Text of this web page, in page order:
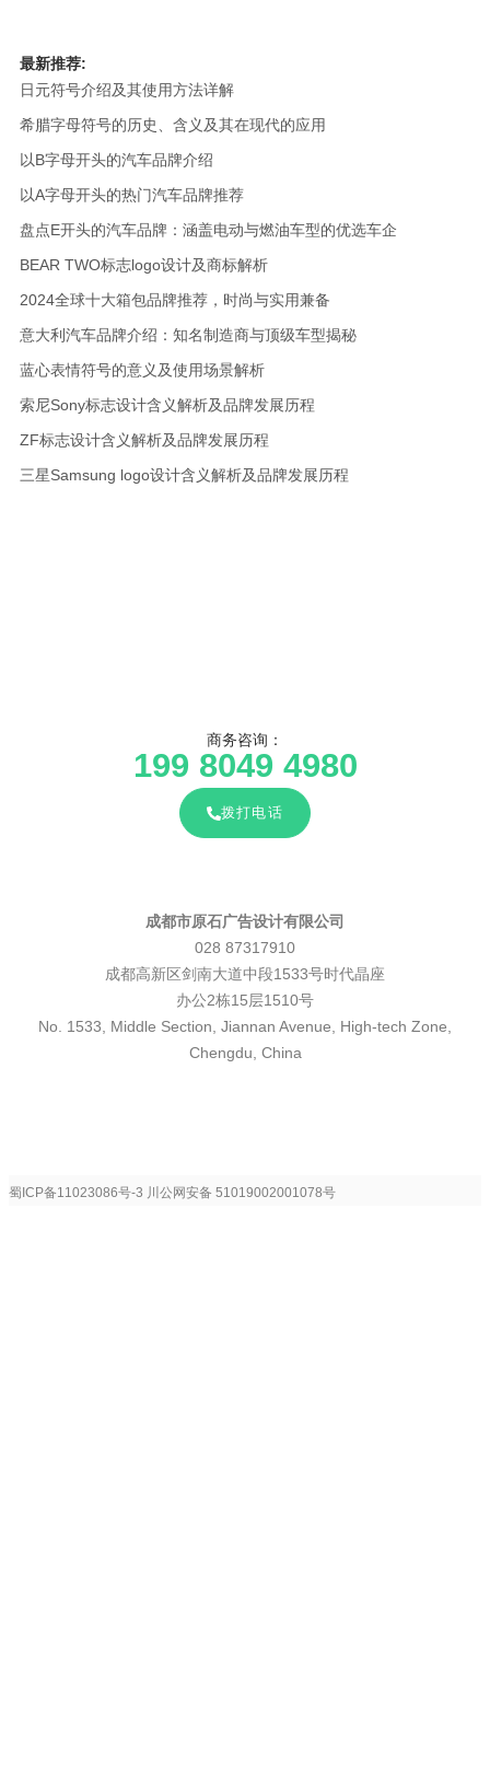
最新推荐:
日元符号介绍及其使用方法详解
希腊字母符号的历史、含义及其在现代的应用
以B字母开头的汽车品牌介绍
以A字母开头的热门汽车品牌推荐
盘点E开头的汽车品牌：涵盖电动与燃油车型的优选车企
BEAR TWO标志logo设计及商标解析
2024全球十大箱包品牌推荐，时尚与实用兼备
意大利汽车品牌介绍：知名制造商与顶级车型揭秘
蓝心表情符号的意义及使用场景解析
索尼Sony标志设计含义解析及品牌发展历程
ZF标志设计含义解析及品牌发展历程
三星Samsung logo设计含义解析及品牌发展历程
商务咨询：
199 8049 4980
拨打电话
成都市原石广告设计有限公司
028 87317910
成都高新区剑南大道中段1533号时代晶座
办公2栋15层1510号
No. 1533, Middle Section, Jiannan Avenue, High-tech Zone,
Chengdu, China
蜀ICP备11023086号-3 川公网安备 51019002001078号